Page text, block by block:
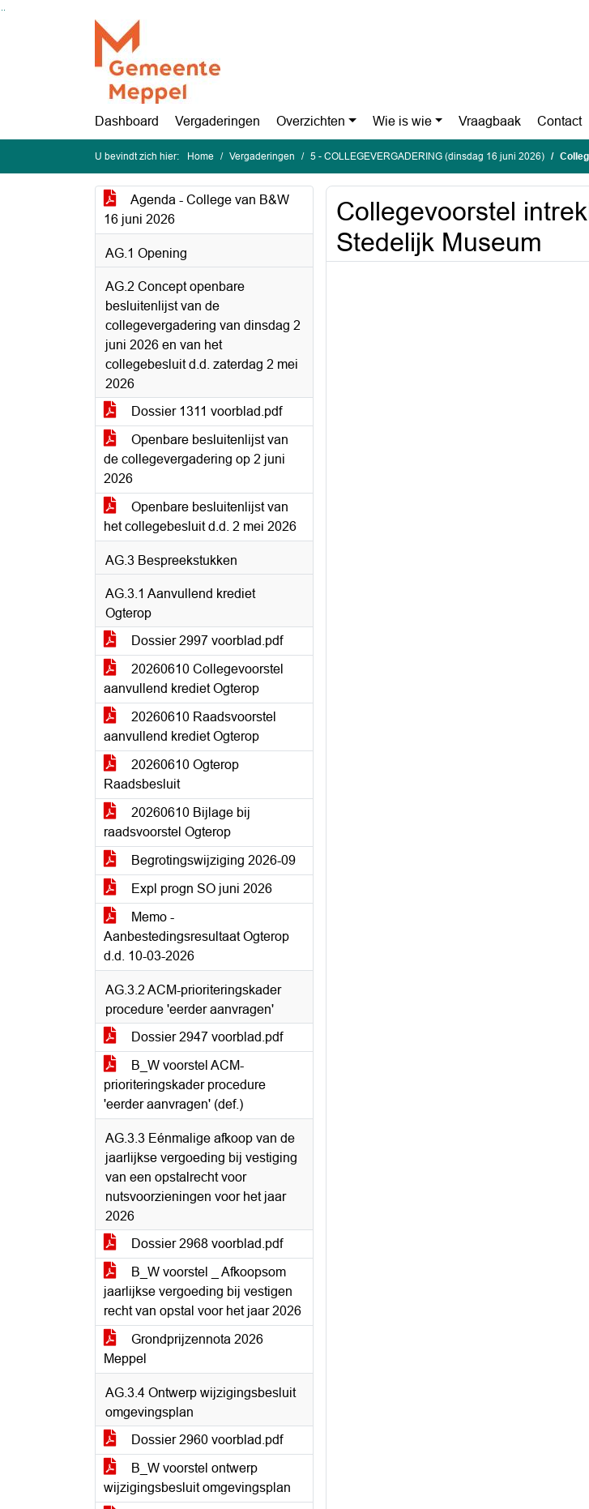
Ga naar de inhoud van deze pagina
Ga naar het zoeken
Ga naar het menu
Dashboard Vergaderingen Overzichten Wie is wie Vraagbaak Contact
U bevindt zich hier: Home Vergaderingen 5 - COLLEGEVERGADERING (dinsdag 16 juni 2026)
Agenda - College van B&W
16 juni 2026
AG.1 Opening
AG.2 Concept openbare
besluitenlijst van de
collegevergadering van dinsdag 2
juni 2026 en van het
collegebesluit d.d. zaterdag 2 mei
2026
Dossier 1311 voorblad.pdf
Openbare besluitenlijst van
de collegevergadering op 2 juni
2026
Openbare besluitenlijst van
het collegebesluit d.d. 2 mei 2026
AG.3 Bespreekstukken
AG.3.1 Aanvullend krediet
Ogterop
Dossier 2997 voorblad.pdf
20260610 Collegevoorstel
aanvullend krediet Ogterop
20260610 Raadsvoorstel
aanvullend krediet Ogterop
20260610 Ogterop
Raadsbesluit
20260610 Bijlage bij
raadsvoorstel Ogterop
Begrotingswijziging 2026-09
Expl progn SO juni 2026
Memo -
Aanbestedingsresultaat Ogterop
d.d. 10-03-2026
AG.3.2 ACM-prioriteringskader
procedure 'eerder aanvragen'
Dossier 2947 voorblad.pdf
B_W voorstel ACM-
prioriteringskader procedure
'eerder aanvragen' (def.)
AG.3.3 Eénmalige afkoop van de
jaarlijkse vergoeding bij vestiging
van een opstalrecht voor
nutsvoorzieningen voor het jaar
2026
Dossier 2968 voorblad.pdf
B_W voorstel _ Afkoopsom
jaarlijkse vergoeding bij vestigen
recht van opstal voor het jaar 2026
Grondprijzennota 2026
Meppel
AG.3.4 Ontwerp wijzigingsbesluit
omgevingsplan
Dossier 2960 voorblad.pdf
B_W voorstel ontwerp
wijzigingsbesluit omgevingsplan
Collegevoorstel
Stedelijk Museum